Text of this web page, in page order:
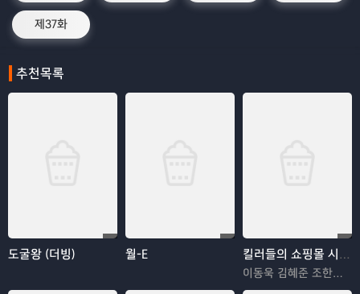
제37화
추천목록
도굴왕 (더빙) 월-E 킬러들의 쇼핑몰 시즌2
이동욱 김혜준 조한선 김해나